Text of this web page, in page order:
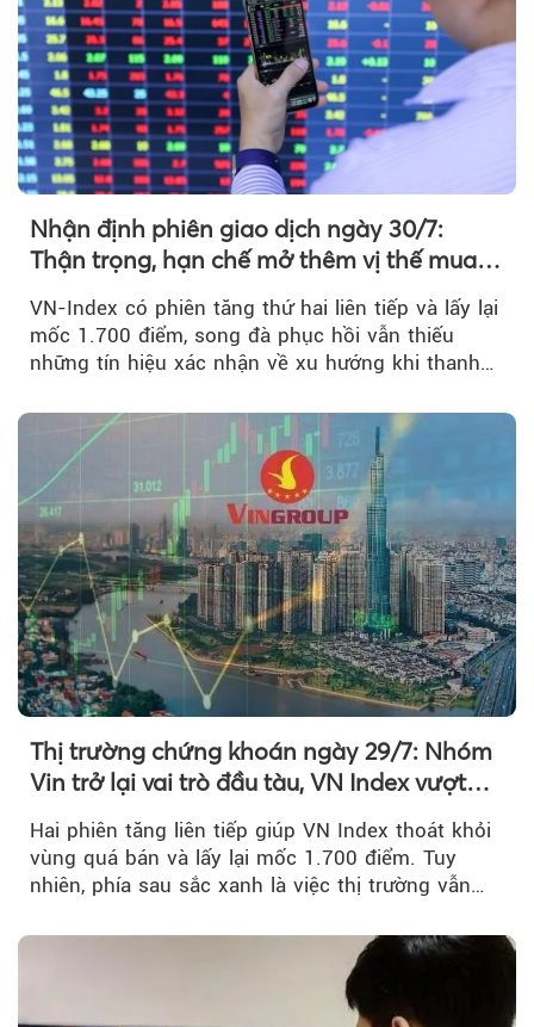
Nhận định phiên giao dịch ngày 30/7:
Thận trọng, hạn chế mở thêm vị thế mua
VN-Index có phiên tăng thứ hai liên tiếp và lấy lại
mốc 1.700 điểm, song đà phục hồi vẫn thiếu
những tín hiệu xác nhận về xu hướng khi thanh
Thị trường chứng khoán ngày 29/7: Nhóm
Vin trở lại vai trò đầu tàu, VN Index vượt
Hai phiên tăng liên tiếp giúp VN Index thoát khỏi
vùng quá bán và lấy lại mốc 1.700 điểm. Tuy
nhiên, phía sau sắc xanh là việc thị trường vẫn
tiền vẫn chưa thực sự trở lại.